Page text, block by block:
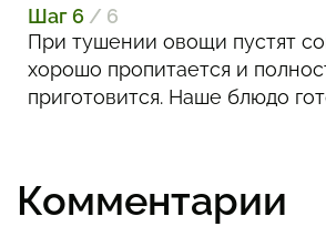
Шаг 6 / 6
При тушении овощи пустят
хорошо пропитается и
приготовится. Наше блюдо
Комментарии